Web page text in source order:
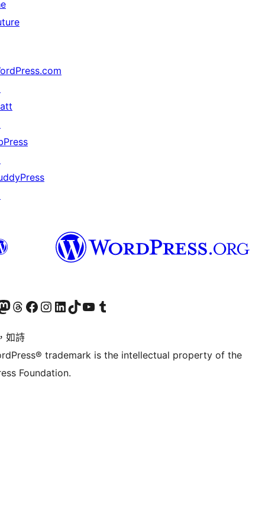
帳號造訪我們的 Threads 帳號 造訪我們的 Facebook 粉絲專頁Visit our Instagram account
Visit our LinkedIn account
造訪我們的 TikTok 帳號Visit our YouTube channel
造訪我們的 Tumblr 帳號
如詩
trademark is the intellectual property of the
Foundation.